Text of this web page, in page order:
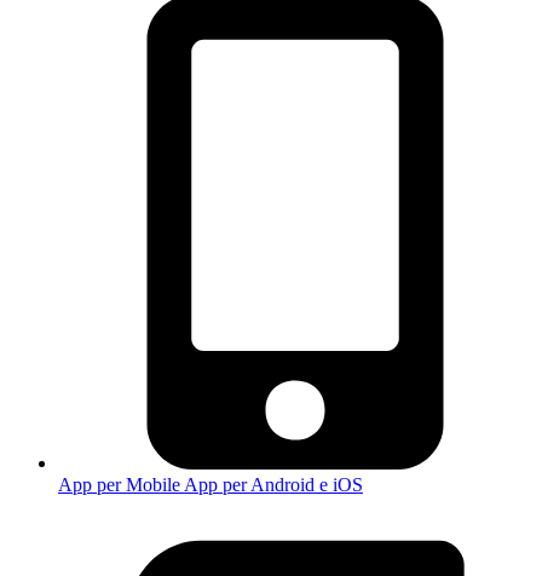
App per Mobile App per Android e iOS